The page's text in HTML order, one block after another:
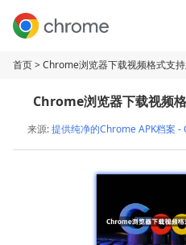
首页> Chrome浏览器下载视频格式支
Chrome浏览器下载视频
来源:提供纯净的Chrome APK档案 -